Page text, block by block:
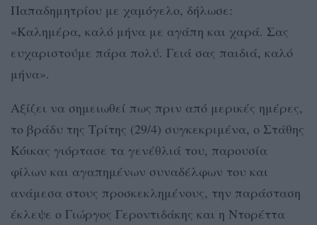
Παπαδημητρίου με χαμόγελο, δήλωσε:
«Καλημέρα, καλό μήνα με αγάπη και χαρά. Σας
ευχαριστούμε πάρα πολύ. Γειά σας παιδιά, καλό
μήνα».
Αξίζει να σημειωθεί πως πριν από μερικές ημέρες,
το βράδυ της Τρίτης (29/4) συγκεκριμένα, ο Στάθης
Κόικας γιόρτασε τα γενέθλιά του, παρουσία
φίλων και αγαπημένων συναδέλφων του και
ανάμεσα στους προσκεκλημένους, την παράσταση
έκλεψε ο Γιώργος Γεροντιδάκης και η Ντορέττα